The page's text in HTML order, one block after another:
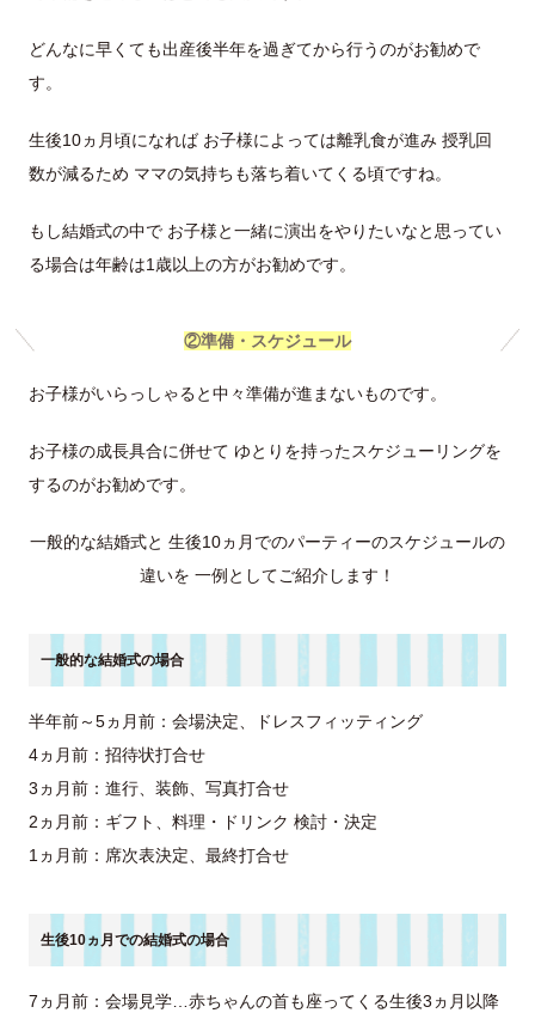
どんなに早くても出産後半年を過ぎてから行うのがお勧めで
す。
生後10ヵ月頃になれば お子様によっては離乳食が進み 授乳回
数が減るため ママの気持ちも落ち着いてくる頃ですね。
もし結婚式の中で お子様と一緒に演出をやりたいなと思ってい
る場合は年齢は1歳以上の方がお勧めです。
②準備・スケジュール
お子様がいらっしゃると中々準備が進まないものです。
お子様の成長具合に併せて ゆとりを持ったスケジューリングを
するのがお勧めです。
一般的な結婚式と 生後10ヵ月でのパーティーのスケジュールの
違いを 一例としてご紹介します！
一般的な結婚式の場合
半年前～5ヵ月前：会場決定、ドレスフィッティング
4ヵ月前：招待状打合せ
3ヵ月前：進行、装飾、写真打合せ
2ヵ月前：ギフト、料理・ドリンク 検討・決定
1ヵ月前：席次表決定、最終打合せ
生後10ヵ月での結婚式の場合
7ヵ月前：会場見学…赤ちゃんの首も座ってくる生後3ヵ月以降